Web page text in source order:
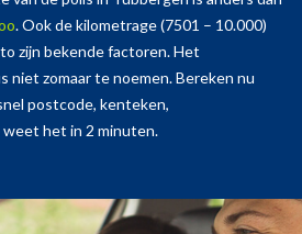
. Ook de kilometrage (7501 – 10.000)
zijn bekende factoren. Het
niet zomaar te noemen. Bereken nu
postcode, kenteken,
het in 2 minuten.